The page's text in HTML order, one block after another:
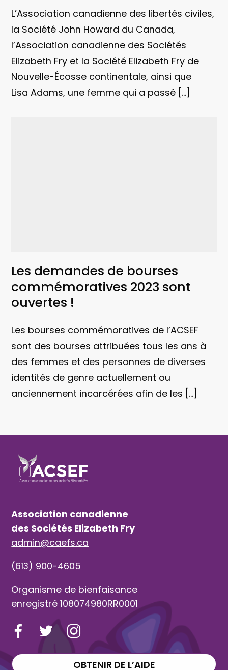
L’Association canadienne des libertés civiles,
la Société John Howard du Canada,
l’Association canadienne des Sociétés
Elizabeth Fry et la Société Elizabeth Fry de
Nouvelle-Écosse continentale, ainsi que
Lisa Adams, une femme qui a passé […]
Les demandes de bourses
commémoratives 2023 sont
ouvertes !
Les bourses commémoratives de l’ACSEF
sont des bourses attribuées tous les ans à
des femmes et des personnes de diverses
identités de genre actuellement ou
anciennement incarcérées afin de les […]
Association canadienne
des Sociétés Elizabeth Fry
admin@caefs.ca
(613) 900-4605
Organisme de bienfaisance
enregistré 108074980RR0001
OBTENIR DE L’AIDE